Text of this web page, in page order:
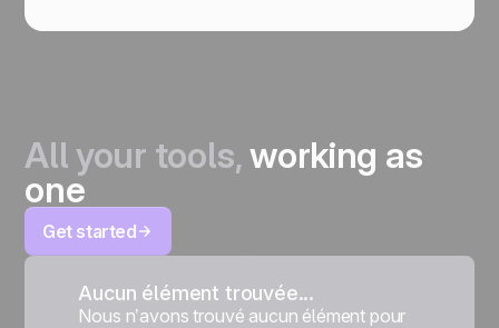
All your tools,working as
one
Get started
Aucun élément trouvée...
Nous n’avons trouvé aucun élément pour